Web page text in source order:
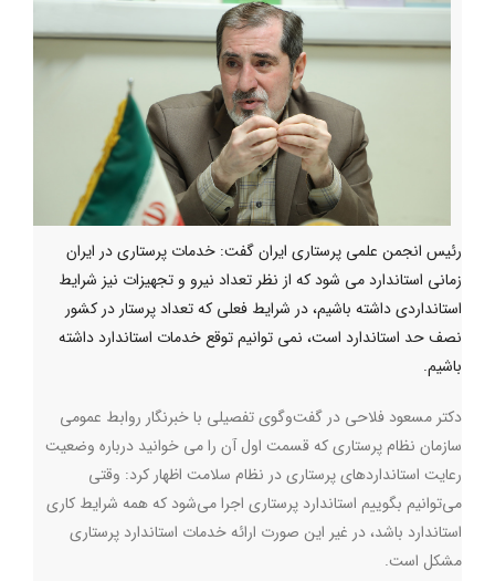
رئیس انجمن علمی پرستاری ایران گفت: خدمات پرستاری در ایران
زمانی استاندارد می شود که از نظر تعداد نیرو و تجهیزات نیز شرایط
استانداردی داشته باشیم، در شرایط فعلی که تعداد پرستار در کشور
نصف حد استاندارد است، نمی توانیم توقع خدمات استاندارد داشته
باشیم.
دکتر مسعود فلاحی در گفت‌وگوی تفصیلی با خبرنگار روابط عمومی
سازمان نظام پرستاری که قسمت اول آن را می خوانید درباره وضعیت
رعایت استانداردهای پرستاری در نظام سلامت اظهار کرد: وقتی
می‌توانیم بگوییم استاندارد پرستاری اجرا می‌شود که همه شرایط کاری
استاندارد باشد، در غیر این صورت ارائه خدمات استاندارد پرستاری
مشکل است.